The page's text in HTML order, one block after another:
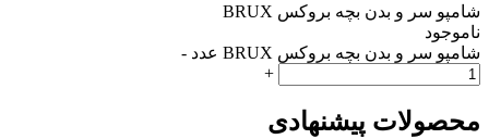
شامپو سر و بدن بچه بروکس BRUX
ناموجود
شامپو سر و بدن بچه بروکس BRUX عدد
-
+
محصولات پیشنهادی